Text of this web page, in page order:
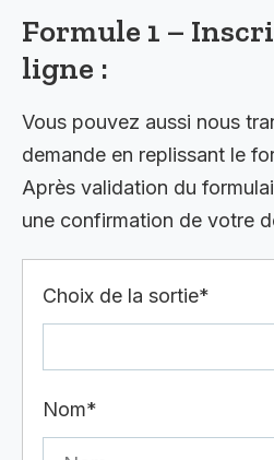
Formule 1 –
ligne :
Vous pouvez aussi nous
demande en replissant le
Après validation du
une confirmation de votre
Choix de la sortie*
Nom*